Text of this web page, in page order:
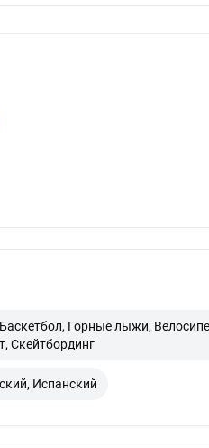
Горные лыжи,
Скейтбординг
Испанский